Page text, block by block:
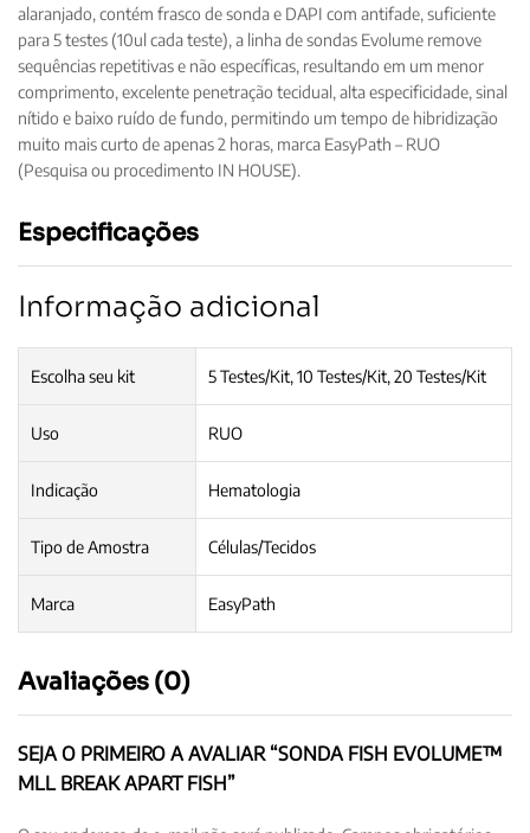
alaranjado, contém frasco de sonda e DAPI com antifade, suficiente
para 5 testes (10ul cada teste), a linha de sondas Evolume remove
sequências repetitivas e não específicas, resultando em um menor
comprimento, excelente penetração tecidual, alta especificidade, sinal
nítido e baixo ruído de fundo, permitindo um tempo de hibridização
muito mais curto de apenas 2 horas, marca EasyPath – RUO
(Pesquisa ou procedimento IN HOUSE).
Especificações
Informação adicional
Escolha seu kit 5 Testes/Kit, 10 Testes/Kit, 20 Testes/Kit
Uso RUO
Indicação Hematologia
Tipo de Amostra Células/Tecidos
Marca EasyPath
Avaliações (0)
SEJA O PRIMEIRO A AVALIAR “SONDA FISH EVOLUME™
MLL BREAK APART FISH”